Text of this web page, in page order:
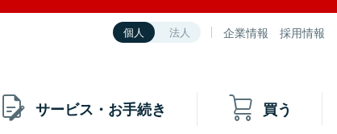
個人 法人 企業情報 採用情報
サービス・お手続き 買う